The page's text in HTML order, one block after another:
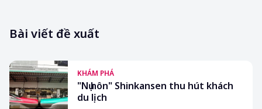
Bài viết đề xuất
KHÁM PHÁ
"Nụ hôn" Shinkansen thu hút khách
du lịch